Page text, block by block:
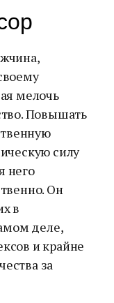
мелочь
Повышать
силу
него
Он
в
деле,
и крайне
за